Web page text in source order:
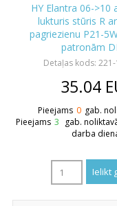
HY Elantra 06->10
lukturis stūris R
pagriezienu P21-
patronām
Detaļas kods: 221-
35.04
Pieejams 0 gab.
Pieejams 3
gab.
darba